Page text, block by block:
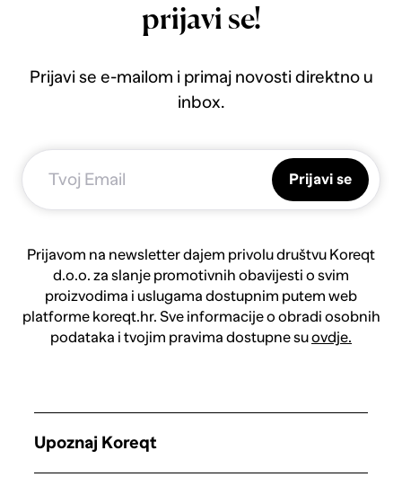
prijavi se!
Prijavi se e-mailom i primaj novosti direktno u
inbox.
Prijavi se
Prijavom na newsletter dajem privolu društvu Koreqt
d.o.o. za slanje promotivnih obavijesti o svim
proizvodima i uslugama dostupnim putem web
platforme koreqt.hr. Sve informacije o obradi osobnih
podataka i tvojim pravima dostupne suovdje.
Upoznaj Koreqt